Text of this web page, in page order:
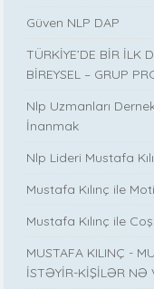
Güven NLP DAP
TÜRKİYE’DE BİR İLK
BİREYSEL – GRUP
Nlp Uzmanları
İnanmak
Nlp Lideri Mustafa
Mustafa Kılınç ile
Mustafa Kılınç ile
MUSTAFA KILINÇ -
İSTƏYİR-KİŞİLƏR NƏ